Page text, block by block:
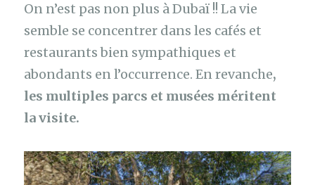
On n’est pas non plus à Dubaï !! La vie
semble se concentrer dans les cafés et
restaurants bien sympathiques et
abondants en l’occurrence. En revanche,
les multiples parcs et musées méritent
la visite.